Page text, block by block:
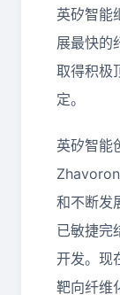
英矽智能
展最快的
取得积极
定。
英矽智能
和不断发
已敏捷完
开发。现
靶向纤维